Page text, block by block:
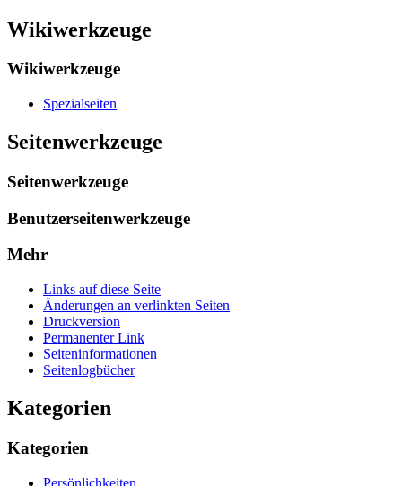
Wikiwerkzeuge
Wikiwerkzeuge
Spezialseiten
Seitenwerkzeuge
Seitenwerkzeuge
Benutzerseitenwerkzeuge
Mehr
Links auf diese Seite
Änderungen an verlinkten Seiten
Druckversion
Permanenter Link
Seiten­­informationen
Seitenlogbücher
Kategorien
Kategorien
Persönlichkeiten